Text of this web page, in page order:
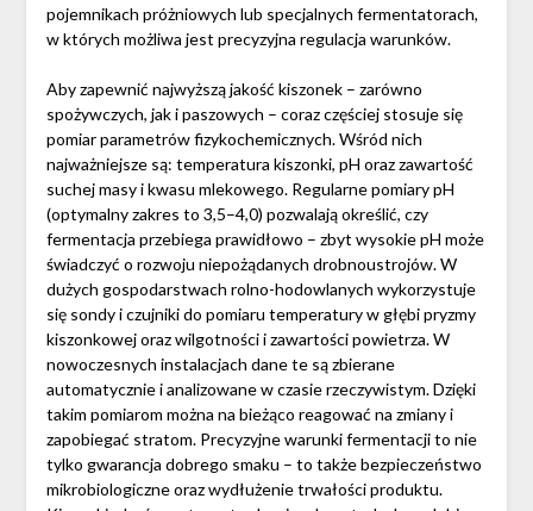
pojemnikach próżniowych lub specjalnych fermentatorach,
w których możliwa jest precyzyjna regulacja warunków.
Aby zapewnić najwyższą jakość kiszonek – zarówno
spożywczych, jak i paszowych – coraz częściej stosuje się
pomiar parametrów fizykochemicznych. Wśród nich
najważniejsze są: temperatura kiszonki, pH oraz zawartość
suchej masy i kwasu mlekowego. Regularne pomiary pH
(optymalny zakres to 3,5–4,0) pozwalają określić, czy
fermentacja przebiega prawidłowo – zbyt wysokie pH może
świadczyć o rozwoju niepożądanych drobnoustrojów. W
dużych gospodarstwach rolno-hodowlanych wykorzystuje
się sondy i czujniki do pomiaru temperatury w głębi pryzmy
kiszonkowej oraz wilgotności i zawartości powietrza. W
nowoczesnych instalacjach dane te są zbierane
automatycznie i analizowane w czasie rzeczywistym. Dzięki
takim pomiarom można na bieżąco reagować na zmiany i
zapobiegać stratom. Precyzyjne warunki fermentacji to nie
tylko gwarancja dobrego smaku – to także bezpieczeństwo
mikrobiologiczne oraz wydłużenie trwałości produktu.